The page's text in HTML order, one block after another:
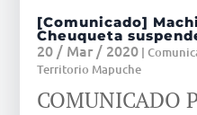
[Comunicado]
Cheuqueta
20 / Mar / 2020 |
Territorio Mapuche
COMUNICADO